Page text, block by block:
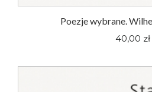
Poezje wybrane.
40,00 zł